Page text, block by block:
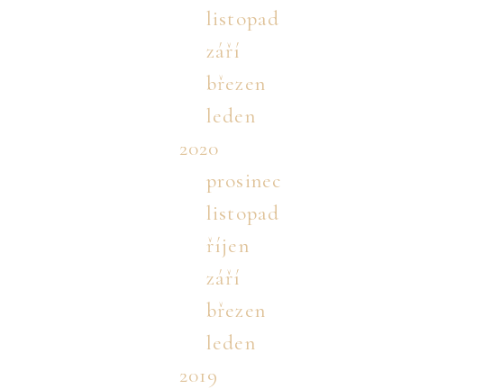
listopad
září
březen
leden
2020
prosinec
listopad
říjen
září
březen
leden
2019